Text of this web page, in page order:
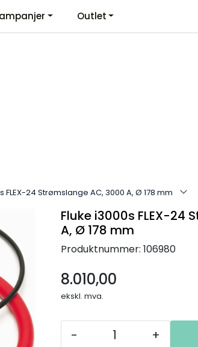
Outlet
FLEX-24 Strømslange AC, 3000 A, Ø 178 mm
Fluke i3000s FLEX-24
A, Ø 178 mm
Produktnummer: 106980
8.010,00
ekskl. mva.
- +